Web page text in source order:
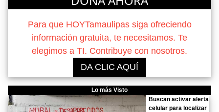
Para que HOYTamaulipas siga ofreciendo
información gratuita, te necesitamos. Te
elegimos a TI. Contribuye con nosotros.
DA CLIC AQUÍ
Lo más Visto
Buscan activar alerta
celular para localizar